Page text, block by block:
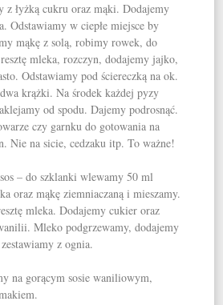
z łyżką cukru oraz mąki. Dodajemy
Odstawiamy w ciepłe miejsce by
mąkę z solą, robimy rowek, do
mleka, rozczyn, dodajemy jajko,
Odstawiamy pod ściereczką na ok.
krążki. Na środek każdej pyzy
od spodu. Dajemy podrosnąć.
czy garnku do gotowania na
Nie na sicie, cedzaku itp. To ważne!
– do szklanki wlewamy 50 ml
oraz mąkę ziemniaczaną i mieszamy.
mleka. Dodajemy cukier oraz
Mleko podgrzewamy, dodajemy
z ognia.
na gorącym sosie waniliowym,